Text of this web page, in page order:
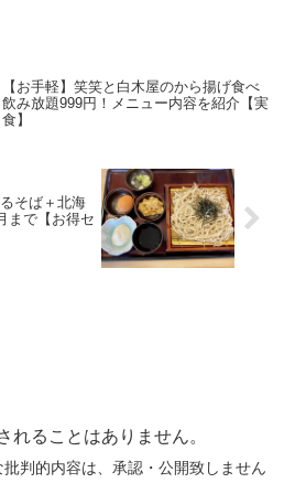
【お手軽】笑笑と白木屋のから揚げ食べ
飲み放題999円！メニュー内容を紹介【実
食】
そば＋北海
まで【お得セ
れることはありません。
判的内容は、承認・公開致しません